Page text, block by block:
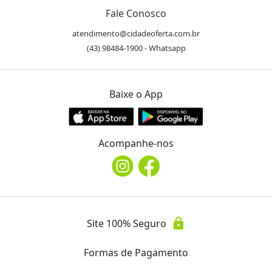
phone
Instagram
@abbacentro
Média entre 148avaliações
Ver Todas
Fale Conosco
atendimento@cidadeoferta.com.br
(43) 98484-1900 - Whatsapp
Baixe o App
Acompanhe-nos
Site 100% Seguro lock
Formas de Pagamento